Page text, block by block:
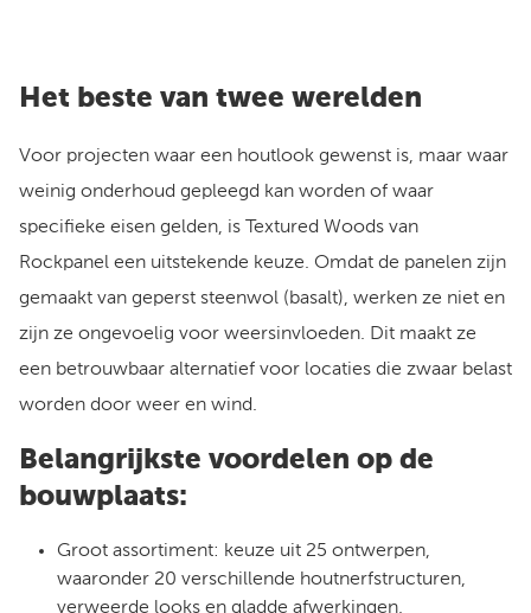
Het beste van twee werelden
Voor projecten waar een houtlook gewenst is, maar waar
weinig onderhoud gepleegd kan worden of waar
specifieke eisen gelden, is Textured Woods van
Rockpanel een uitstekende keuze. Omdat de panelen zijn
gemaakt van geperst steenwol (basalt), werken ze niet en
zijn ze ongevoelig voor weersinvloeden. Dit maakt ze
een betrouwbaar alternatief voor locaties die zwaar belast
worden door weer en wind.
Belangrijkste voordelen op de
bouwplaats:
Groot assortiment: keuze uit 25 ontwerpen,
waaronder 20 verschillende houtnerfstructuren,
verweerde looks en gladde afwerkingen.